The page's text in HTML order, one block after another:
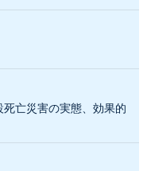
死亡災害の実態、効果的